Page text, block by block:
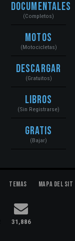
Documentales
(Completos)
Motos
(Motocicletas)
Descargar
(Gratuitos)
Libros
(Sin Registrarse)
Gratis
(Bajar)
Temas Mapa del
31,886